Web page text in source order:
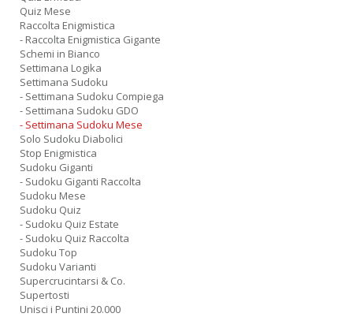
Quiz Mese
Raccolta Enigmistica
- Raccolta Enigmistica Gigante
Schemi in Bianco
Settimana Logika
Settimana Sudoku
- Settimana Sudoku Compiega
- Settimana Sudoku GDO
- Settimana Sudoku Mese
Solo Sudoku Diabolici
Stop Enigmistica
Sudoku Giganti
- Sudoku Giganti Raccolta
Sudoku Mese
Sudoku Quiz
- Sudoku Quiz Estate
- Sudoku Quiz Raccolta
Sudoku Top
Sudoku Varianti
Supercrucintarsi & Co.
Supertosti
Unisci i Puntini 20.000